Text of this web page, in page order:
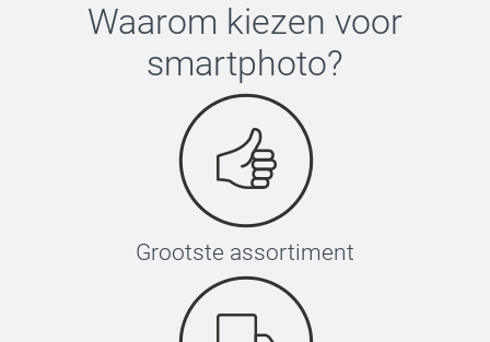
Waarom kiezen voor
smartphoto?
Grootste assortiment